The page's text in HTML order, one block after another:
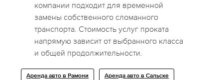
компании подходит для временной
замены собственного сломанного
транспорта. Стоимость услуг проката
напрямую зависит от выбранного класса
и общей продолжительности.
Аренда авто в Рамони Аренда авто в Сальске